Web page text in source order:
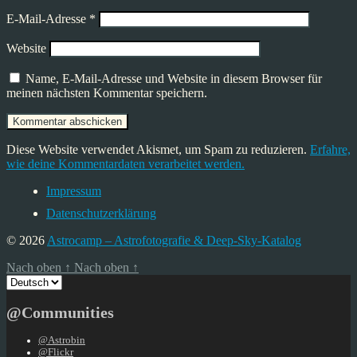
E-Mail-Adresse *
Website
Name, E-Mail-Adresse und Website in diesem Browser für
meinen nächsten Kommentar speichern.
Diese Website verwendet Akismet, um Spam zu reduzieren. Erfahre,
wie deine Kommentardaten verarbeitet werden.
Impressum
Datenschutzerklärung
© 2026 Astrocamp – Astrofotografie & Deep-Sky-Katalog
Nach oben ↑ Nach oben ↑
Sprache
auswählen
@Communities
@Astrobin
@Flickr